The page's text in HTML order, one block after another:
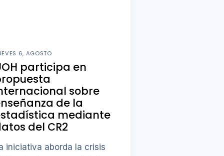
6, AGOSTO
participa en
sobre
de la
mediante
del CR2
iniciativa aborda la crisis